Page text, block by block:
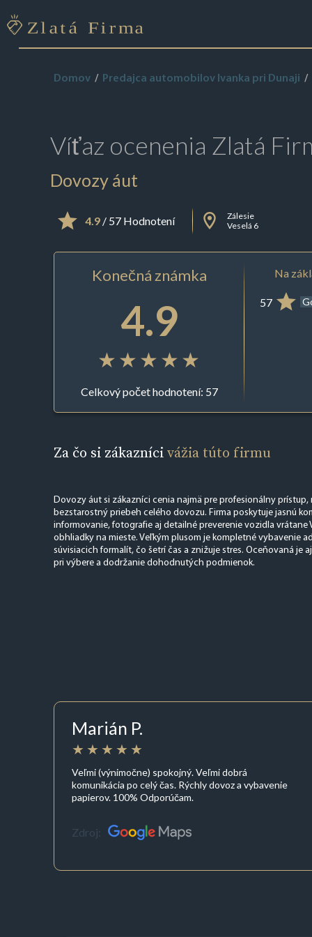
Domov Predajca automobilov Ivanka pri Dunaji
Víťaz ocenenia Zlatá
Dovozy áut
4.9/ 57 Hodnotení
Zálesie
Veselá 6
Konečná známka
4.9
Celkový počet hodnotení: 57
Na
57
Za čo si zákaznícivážia túto firmu
Dovozy áut si zákazníci cenia najmä pre profesionálny prístup,
bezstarostný priebeh celého dovozu. Firma poskytuje jasnú
informovanie, fotografie aj detailné preverenie vozidla vrátane
obhliadky na mieste. Veľkým plusom je kompletné vybavenie
súvisiacich formalít, čo šetrí čas a znižuje stres. Oceňovaná je
pri výbere a dodržanie dohodnutých podmienok.
Marián P.
Veľmi (výnimočne) spokojný. Veľmi dobrá
komunikácia po celý čas. Rýchly dovoz a vybavenie
papierov. 100% Odporúčam.
Zdroj: